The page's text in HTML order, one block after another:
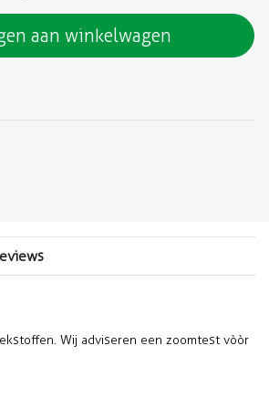
aan winkelwagen
Wij adviseren een zoomtest vòòr